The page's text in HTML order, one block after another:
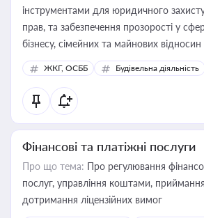
інструментами для юридичного захисту,
прав, та забезпечення прозорості у
бізнесу, сімейних та майнових відносин
ЖКГ, ОСББ Будівельна діяльність
Фінансові та платіжні послуги
Про що тема: Про регулювання
послуг, управління коштами, приймання платежів та
дотримання ліцензійних вимог